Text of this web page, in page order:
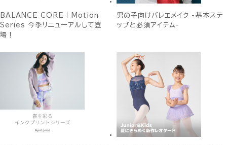
BALANCE CORE｜Motion
Series 今季リニューアルして登
場！
男の子向けバレエメイク -基本ステ
ップと必須アイテム-